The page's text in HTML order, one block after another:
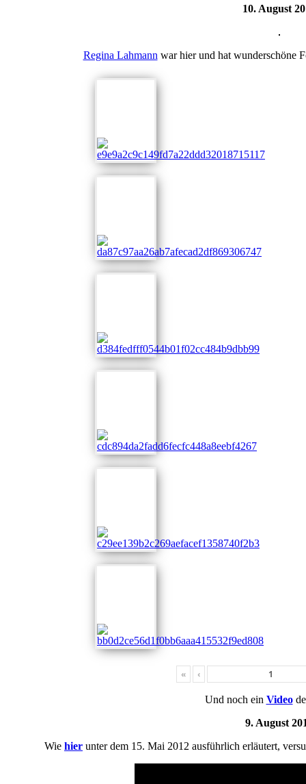
10. August
Regina Lahmann war hier und hat wunderschöne
« ‹
Und noch ein Video
9. August
Wie hier unter dem 15. Mai 2012 ausführlich erläutert,